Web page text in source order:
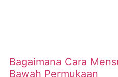
Bagaimana Cara
Bawah Permukaan